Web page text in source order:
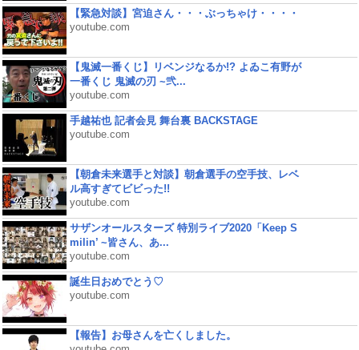
【緊急対談】宮迫さん・・・ぶっちゃけ・・・・
youtube.com
【鬼滅一番くじ】リベンジなるか!? よゐこ有野が
一番くじ 鬼滅の刃 ~弐...
youtube.com
手越祐也 記者会見 舞台裏 BACKSTAGE
youtube.com
【朝倉未来選手と対談】朝倉選手の空手技、レベ
ル高すぎてビビった!!
youtube.com
サザンオールスターズ 特別ライブ2020「Keep S
milin’ ~皆さん、あ...
youtube.com
誕生日おめでとう♡
youtube.com
【報告】お母さんを亡くしました。